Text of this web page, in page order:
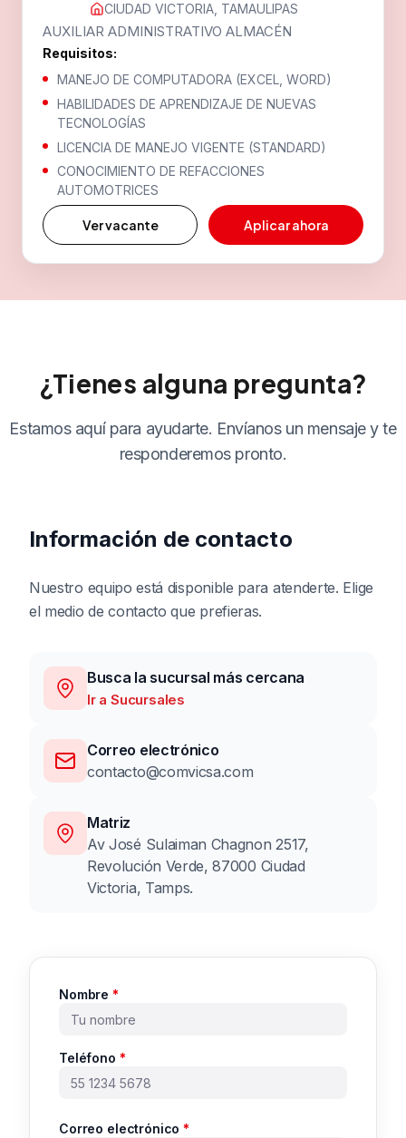
CIUDAD VICTORIA, TAMAULIPAS
AUXILIAR ADMINISTRATIVO ALMACÉN
Requisitos:
MANEJO DE COMPUTADORA (EXCEL, WORD)
HABILIDADES DE APRENDIZAJE DE NUEVAS
TECNOLOGÍAS
LICENCIA DE MANEJO VIGENTE (STANDARD)
CONOCIMIENTO DE REFACCIONES
AUTOMOTRICES
Ver vacante Aplicar ahora
¿Tienes alguna pregunta?
Estamos aquí para ayudarte. Envíanos un mensaje y te
responderemos pronto.
Información de contacto
Nuestro equipo está disponible para atenderte. Elige
el medio de contacto que prefieras.
Busca la sucursal más cercana
Ir a Sucursales
Correo electrónico
contacto@comvicsa.com
Matriz
Av José Sulaiman Chagnon 2517,
Revolución Verde, 87000 Ciudad
Victoria, Tamps.
Nombre *
Teléfono *
Correo electrónico*